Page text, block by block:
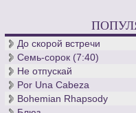
До скорой встречи
Семь-сорок (7:40)
Не отпускай
Por Una Cabeza
Bohemian Rhapsody